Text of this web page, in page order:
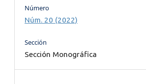
Número
Núm. 20 (2022)
Sección
Sección Monográfica